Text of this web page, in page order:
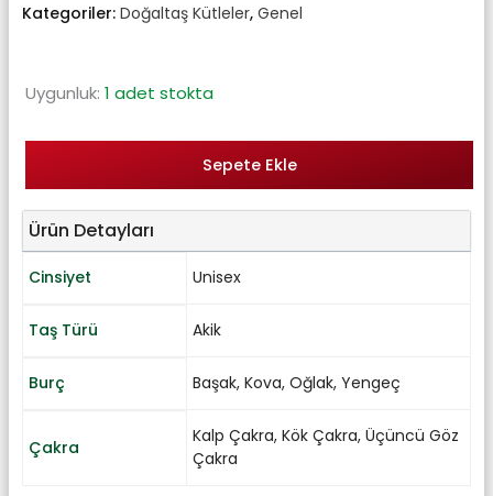
Kategoriler: Doğaltaş Kütleler, Genel
Uygunluk: 1 adet stokta
Sepete Ekle
Ürün Detayları
Cinsiyet Unisex
Taş Türü Akik
Burç Başak, Kova, Oğlak, Yengeç
Çakra
Kalp Çakra, Kök Çakra, Üçüncü Göz
Çakra